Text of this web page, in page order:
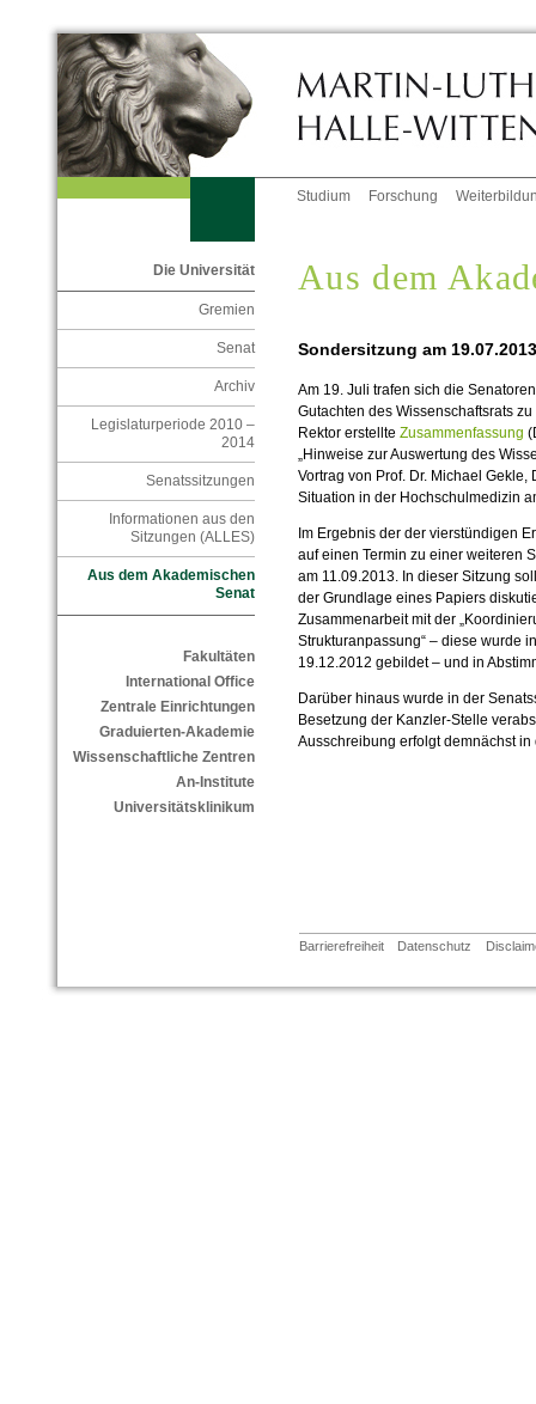
Studium Forschung
Die Universität
Gremien
Senat
Archiv
Legislaturperiode 2010 –
2014
Senatssitzungen
Informationen aus den
Sitzungen (ALLES)
Aus dem Akademischen
Senat
Fakultäten
International Office
Zentrale Einrichtungen
Graduierten-Akademie
Wissenschaftliche Zentren
An-Institute
Universitätsklinikum
Aus dem
Sondersitzung am 19.07.2013
Am 19. Juli trafen sich die
Gutachten des Wissenschaftsrats
Rektor erstellte Zusammenfassung
„Hinweise zur Auswertung des
Vortrag von Prof. Dr. Michael
Situation in der Hochschulmedizin
Im Ergebnis der der vierstündigen
auf einen Termin zu einer weiteren
am 11.09.2013. In dieser Sitzung
der Grundlage eines Papiers
Zusammenarbeit mit der
Strukturanpassung“ – diese wurde
19.12.2012 gebildet – und in
Darüber hinaus wurde in der
Besetzung der Kanzler-Stelle
Ausschreibung erfolgt demnächst in
Barrierefreiheit Datenschutz